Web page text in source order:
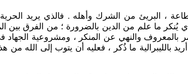
، البريئ من الشرك وأهله . فالذي يريد الحرية
ما علم من الدين بالضرورة ؛ من الفرق بين
بالمعروف والنهي عن المنكر ، ومشروعية
ما ذُكر ، فعليه أن يتوب إلى الله من